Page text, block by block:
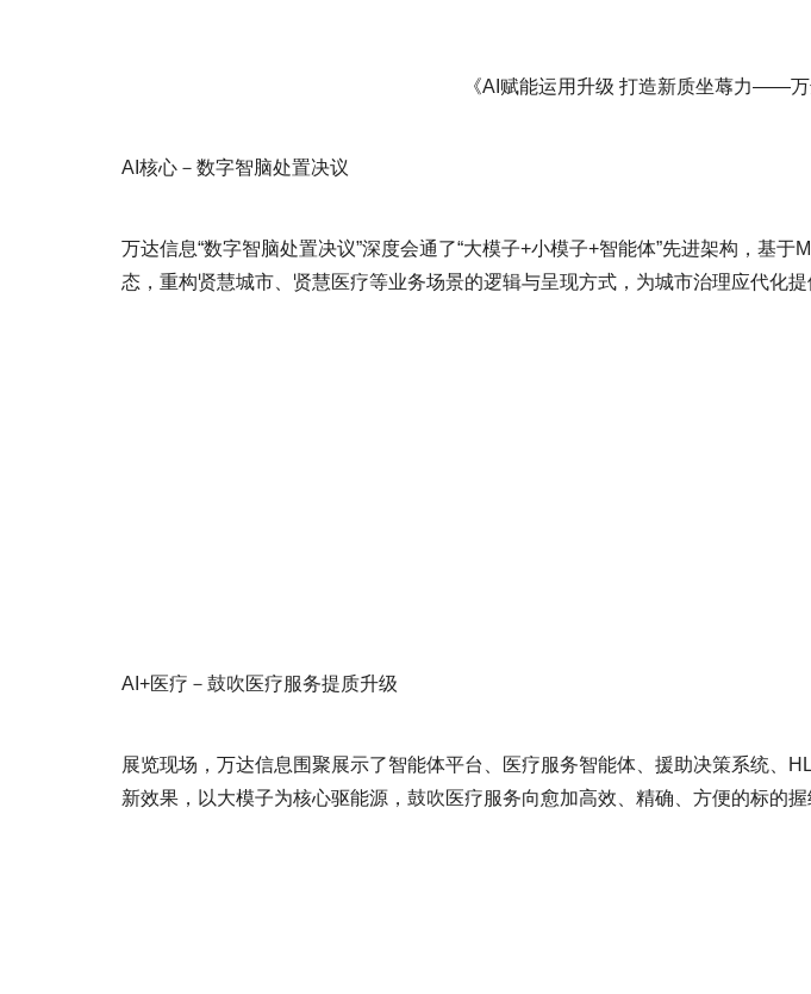
《AI赋能运用升级 打造新质坐蓐力——
AI核心－数字智脑处置决议
万达信息“数字智脑处置决议”深度会通了“大模子+小模子+智能体”先进架构，基
态，重构贤慧城市、贤慧医疗等业务场景的逻辑与呈现方式，为城市治理应代化提
AI+医疗－鼓吹医疗服务提质升级
展览现场，万达信息围聚展示了智能体平台、医疗服务智能体、援助决策系统、
新效果，以大模子为核心驱能源，鼓吹医疗服务向愈加高效、精确、方便的标的握